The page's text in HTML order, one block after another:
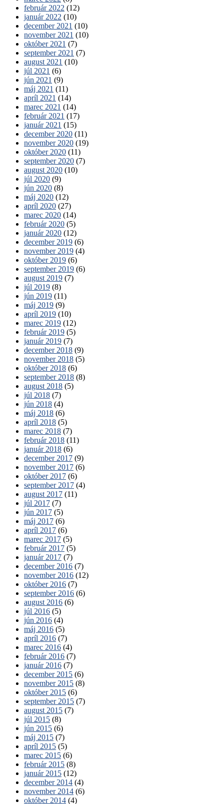
február 2022 (12)
január 2022 (10)
december 2021 (10)
november 2021 (10)
október 2021 (7)
september 2021 (7)
august 2021 (10)
júl 2021 (6)
jún 2021 (9)
máj 2021 (11)
apríl 2021 (14)
marec 2021 (14)
február 2021 (17)
január 2021 (15)
december 2020 (11)
november 2020 (19)
október 2020 (11)
september 2020 (7)
august 2020 (10)
júl 2020 (9)
jún 2020 (8)
máj 2020 (12)
apríl 2020 (27)
marec 2020 (14)
február 2020 (5)
január 2020 (12)
december 2019 (6)
november 2019 (4)
október 2019 (6)
september 2019 (6)
august 2019 (7)
júl 2019 (8)
jún 2019 (11)
máj 2019 (9)
apríl 2019 (10)
marec 2019 (12)
február 2019 (5)
január 2019 (7)
december 2018 (9)
november 2018 (5)
október 2018 (6)
september 2018 (8)
august 2018 (5)
júl 2018 (7)
jún 2018 (4)
máj 2018 (6)
apríl 2018 (5)
marec 2018 (7)
február 2018 (11)
január 2018 (6)
december 2017 (9)
november 2017 (6)
október 2017 (6)
september 2017 (4)
august 2017 (11)
júl 2017 (7)
jún 2017 (5)
máj 2017 (6)
apríl 2017 (6)
marec 2017 (5)
február 2017 (5)
január 2017 (7)
december 2016 (7)
november 2016 (12)
október 2016 (7)
september 2016 (6)
august 2016 (6)
júl 2016 (5)
jún 2016 (4)
máj 2016 (5)
apríl 2016 (7)
marec 2016 (4)
február 2016 (7)
január 2016 (7)
december 2015 (6)
november 2015 (8)
október 2015 (6)
september 2015 (7)
august 2015 (7)
júl 2015 (8)
jún 2015 (6)
máj 2015 (7)
apríl 2015 (5)
marec 2015 (6)
február 2015 (8)
január 2015 (12)
december 2014 (4)
november 2014 (6)
október 2014 (4)